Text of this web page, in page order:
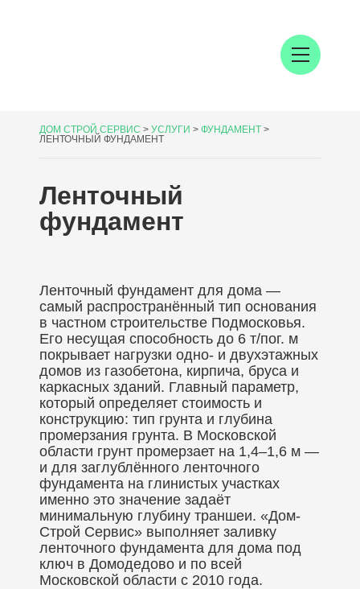
ДОМ СТРОЙ СЕРВИС > УСЛУГИ > ФУНДАМЕНТ >
ЛЕНТОЧНЫЙ ФУНДАМЕНТ
Ленточный
фундамент
Ленточный фундамент для дома —
самый распространённый тип основания
в частном строительстве Подмосковья.
Его несущая способность до 6 т/пог. м
покрывает нагрузки одно- и двухэтажных
домов из газобетона, кирпича, бруса и
каркасных зданий. Главный параметр,
который определяет стоимость и
конструкцию: тип грунта и глубина
промерзания грунта. В Московской
области грунт промерзает на 1,4–1,6 м —
и для заглублённого ленточного
фундамента на глинистых участках
именно это значение задаёт
минимальную глубину траншеи. «Дом-
Строй Сервис» выполняет заливку
ленточного фундамента для дома под
ключ в Домодедово и по всей
Московской области с 2010 года.